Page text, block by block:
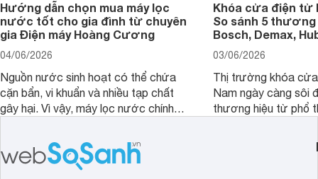
Hướng dẫn chọn mua máy lọc
nước tốt cho gia đình từ chuyên
gia Điện máy Hoàng Cương
04/06/2026
Nguồn nước sinh hoạt có thể chứa
cặn bẩn, vi khuẩn và nhiều tạp chất
gây hại. Vì vậy, máy lọc nước chính
sức khỏe và đảm bảo nguồn nước
sạch cho cả gia đình.
Khóa cửa điện tử
So sánh 5 thương
Bosch, Demax,
03/06/2026
Thị trường khóa
Nam ngày càng sôi
thương hiệu từ phổ
cửa điện tử hãng
sẽ so sánh 5